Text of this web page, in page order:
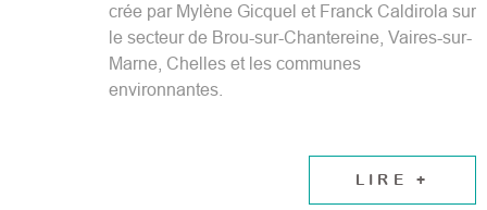
crée par Mylène Gicquel et Franck Caldirola sur
le secteur de Brou-sur-Chantereine, Vaires-sur-
Marne, Chelles et les communes
environnantes.
LIRE +